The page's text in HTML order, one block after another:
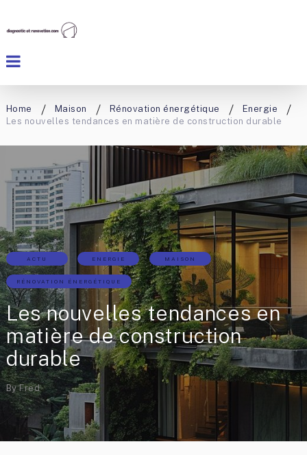
Home Maison Rénovation énergétique
Energie
Les nouvelles tendances en matière de construction durable
ACTU ENERGIE MAISON
RÉNOVATION ÉNERGÉTIQUE
Les nouvelles tendances en
matière de construction
durable
ByFred